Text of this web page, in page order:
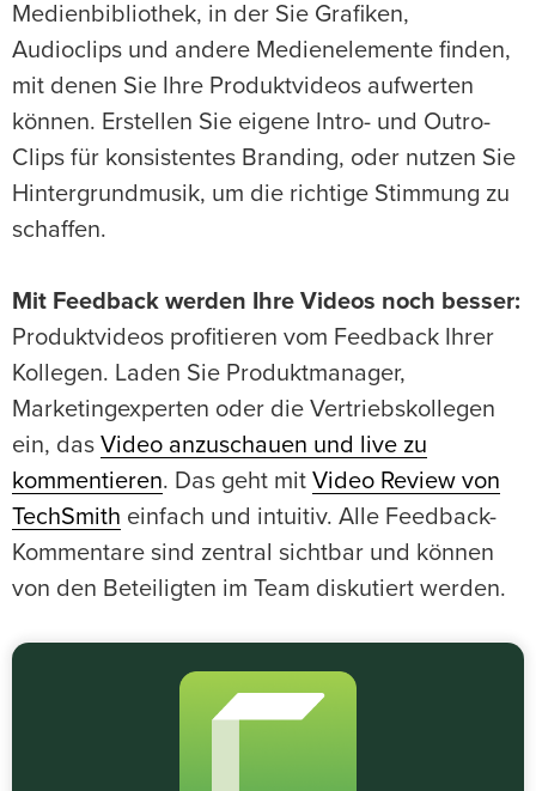
Medienbibliothek, in der Sie Grafiken,
Audioclips und andere Medienelemente finden,
mit denen Sie Ihre Produktvideos aufwerten
können. Erstellen Sie eigene Intro- und Outro-
Clips für konsistentes Branding, oder nutzen Sie
Hintergrundmusik, um die richtige Stimmung zu
schaffen.
Mit Feedback werden Ihre Videos noch besser:
Produktvideos profitieren vom Feedback Ihrer
Kollegen. Laden Sie Produktmanager,
Marketingexperten oder die Vertriebskollegen
ein, das Video anzuschauen und live zu
kommentieren. Das geht mit Video Review von
TechSmith einfach und intuitiv. Alle Feedback-
Kommentare sind zentral sichtbar und können
von den Beteiligten im Team diskutiert werden.